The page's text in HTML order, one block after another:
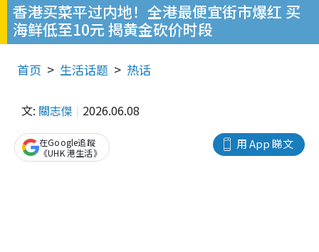
香港买菜平过内地！全港最便宜街市爆红 买
海鲜低至10元 揭黄金砍价时段
首页 生活话题 热话
文: 關志傑 2026.06.08
用 App 睇文
在Google追蹤
《UHK 港生活》